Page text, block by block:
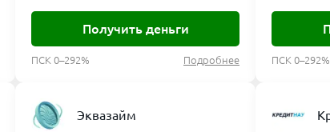
Получить деньги
ПСК 0–292% Подробнее ПСК 0–292%
Эквазайм